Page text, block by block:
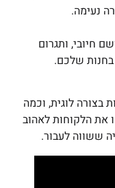
נעימה.
חיובי, ותגרום
בחנות שלכם.
בצורה לוגית, וכמה
את הלקוחות לאהוב
ששווה לעבור.